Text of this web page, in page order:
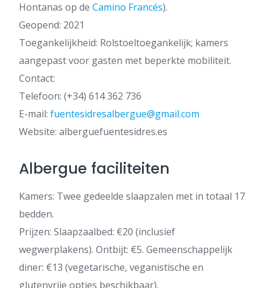
Hontanas op de Camino Francés).
Geopend: 2021
Toegankelijkheid: Rolstoeltoegankelijk; kamers
aangepast voor gasten met beperkte mobiliteit.
Contact:
Telefoon: (+34) 614 362 736
E-mail: fuentesidresalbergue@gmail.com
Website: alberguefuentesidres.es
Albergue faciliteiten
Kamers: Twee gedeelde slaapzalen met in totaal 17
bedden.
Prijzen: Slaapzaalbed: €20 (inclusief
wegwerplakens). Ontbijt: €5. Gemeenschappelijk
diner: €13 (vegetarische, veganistische en
glutenvrije opties beschikbaar).